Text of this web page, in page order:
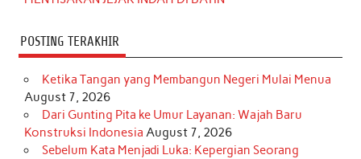
POSTING TERAKHIR
Ketika Tangan yang Membangun Negeri Mulai Menua
August 7, 2026
Dari Gunting Pita ke Umur Layanan: Wajah Baru
Konstruksi Indonesia August 7, 2026
Sebelum Kata Menjadi Luka: Kepergian Seorang